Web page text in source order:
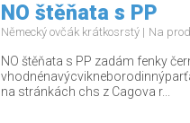
NO štěňata s PP
Německý ovčák krátkosrstý Na
NO štěňata s PP zadám fenky
na stránkách chs z Cagova r...